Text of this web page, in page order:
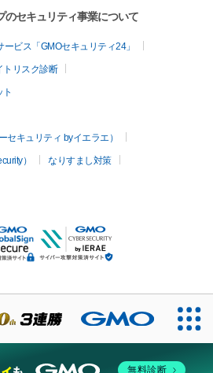
のセキュリティ事業について
ビス「GMOセキュリティ24」
トリスク診断
セキュリティ byイエラエ）
） なりすまし対策
無料診断